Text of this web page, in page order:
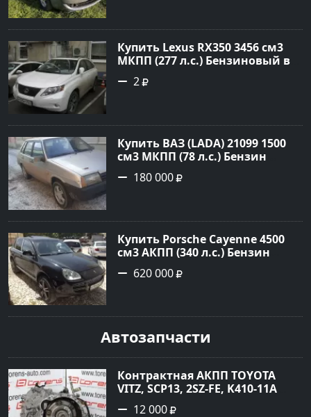
Купить Lexus RX350 3456 см3
МКПП (277 л.с.) Бензиновый в
Краснодар: цвет
Перламутрово-белый
№3746 на сайте Авторынок23
2
Купить ВАЗ (LADA) 21099 1500
см3 МКПП (78 л.с.) Бензин
инжектор в Гостагаевская :
цвет Серебряный Седан 2001
Авторынок23
180 000
Купить Porsche Cayenne 4500
см3 АКПП (340 л.с.) Бензин
турбонаддув в Новороссийск:
цвет черный Внедорожник
сайте Авторынок23
620 000
Автозапчасти
Контрактная АКПП TOYOTA
VITZ, SCP13, 2SZ-FE, K410-11A
Ростов
12 000